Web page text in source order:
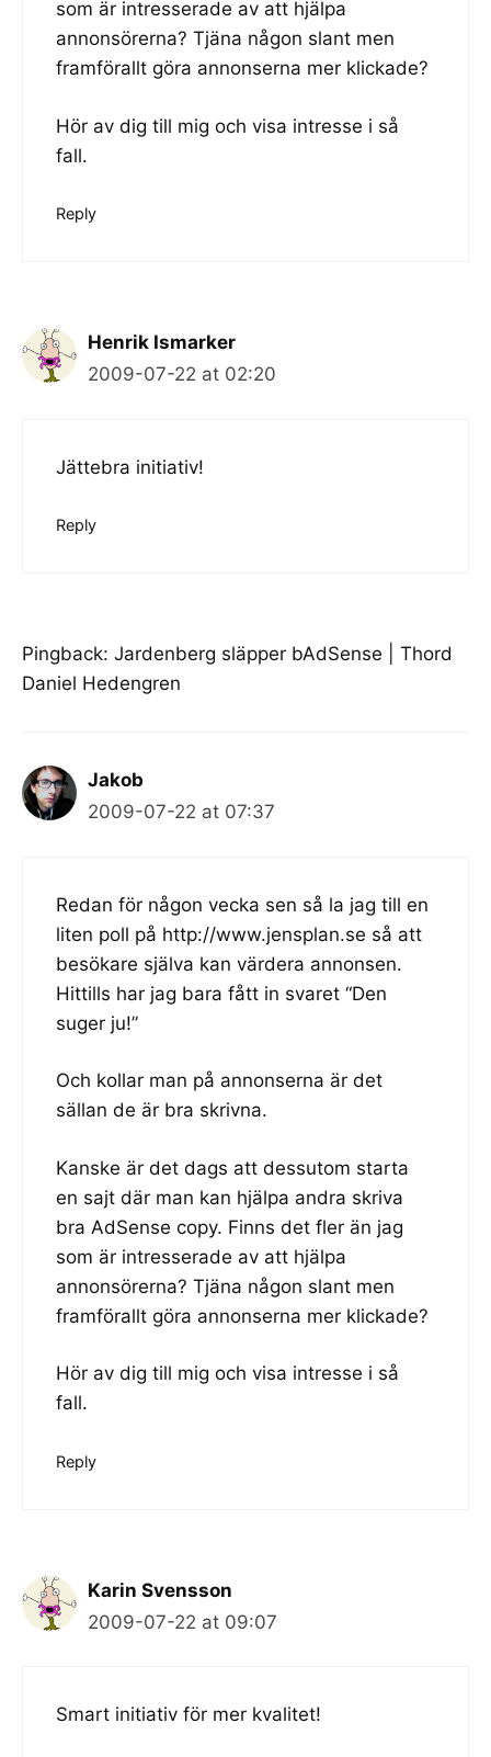
som är intresserade av att hjälpa
annonsörerna? Tjäna någon slant men
framförallt göra annonserna mer klickade?
Hör av dig till mig och visa intresse i så
fall.
Reply
Henrik Ismarker
2009-07-22 at 02:20
Jättebra initiativ!
Reply
Pingback: Jardenberg släpper bAdSense | Thord
Daniel Hedengren
Jakob
2009-07-22 at 07:37
Redan för någon vecka sen så la jag till en
liten poll på http://www.jensplan.se så att
besökare själva kan värdera annonsen.
Hittills har jag bara fått in svaret “Den
suger ju!”
Och kollar man på annonserna är det
sällan de är bra skrivna.
Kanske är det dags att dessutom starta
en sajt där man kan hjälpa andra skriva
bra AdSense copy. Finns det fler än jag
som är intresserade av att hjälpa
annonsörerna? Tjäna någon slant men
framförallt göra annonserna mer klickade?
Hör av dig till mig och visa intresse i så
fall.
Reply
Karin Svensson
2009-07-22 at 09:07
Smart initiativ för mer kvalitet!